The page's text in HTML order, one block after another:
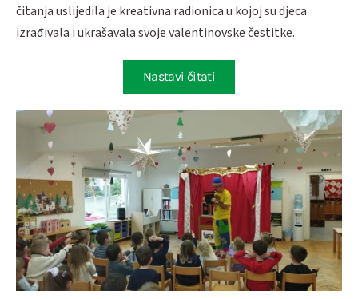
čitanja uslijedila je kreativna radionica u kojoj su djeca
izrađivala i ukrašavala svoje valentinovske čestitke.
Nastavi čitati